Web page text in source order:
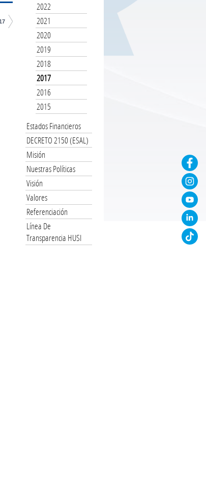
2022
2021
2020
2019
2018
2017
2016
2015
Estados Financieros
DECRETO 2150 (ESAL)
Misión
Nuestras Políticas
Visión
Valores
Referenciación
Línea De
Transparencia HUSI